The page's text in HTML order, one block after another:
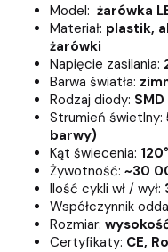
Model: żarówka
Materiał: plastik,
żarówki
Napięcie zasilania:
Barwa światła:
Rodzaj diody:
Strumień świetlny:
barwy)
Kąt świecenia: 120°
Żywotność: ~30
Ilość cykli wł / wył:
Współczynnik
Rozmiar:
Certyfikaty: CE,